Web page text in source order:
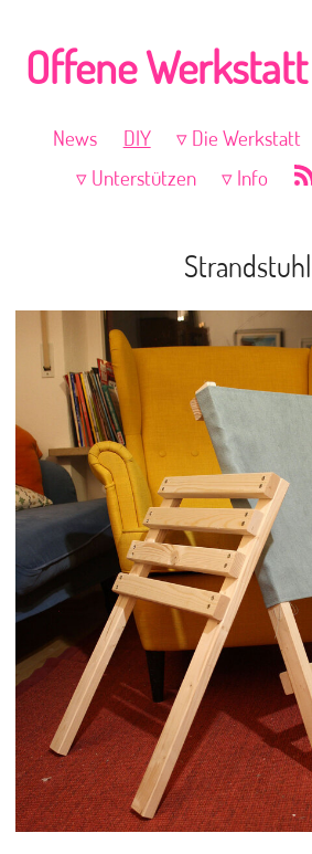
Offene
News DIY Die Werkstatt
Unterstützen
Info
Strandstuhl